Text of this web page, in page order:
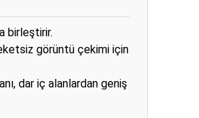
birleştirir.
görüntü çekimi için
dar iç alanlardan geniş